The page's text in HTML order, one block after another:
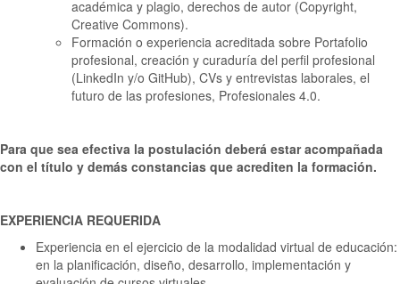
académica y plagio, derechos de autor (Copyright,
Creative Commons).
Formación o experiencia acreditada sobre Portafolio
profesional, creación y curaduría del perfil profesional
(LinkedIn y/o GitHub), CVs y entrevistas laborales, el
futuro de las profesiones, Profesionales 4.0.
Para que sea efectiva la postulación deberá estar acompañada
con el título y demás constancias que acrediten la formación.
EXPERIENCIA REQUERIDA
Experiencia en el ejercicio de la modalidad virtual de educación:
en la planificación, diseño, desarrollo, implementación y